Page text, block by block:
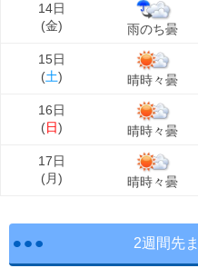
14日
(金) 雨のち曇
15日
(土) 晴時々曇
16日
(日) 晴時々曇
17日
(月) 晴時々曇
2週間先